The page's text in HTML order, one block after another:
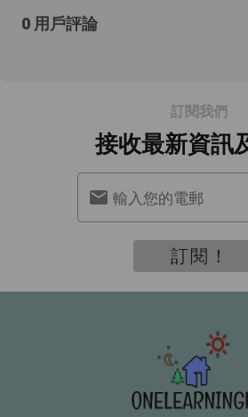
0 用戶評論
訂閱我們
接收最新資訊
輸入您的電郵
訂閱！